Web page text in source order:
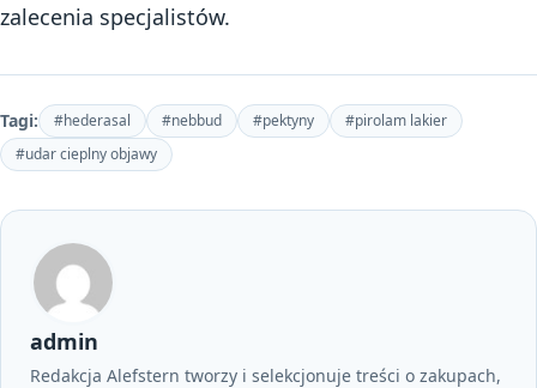
zalecenia specjalistów.
Tagi: #hederasal #nebbud #pektyny
#pirolam lakier
#udar cieplny objawy
admin
Redakcja Alefstern tworzy i selekcjonuje treści o zakupach,